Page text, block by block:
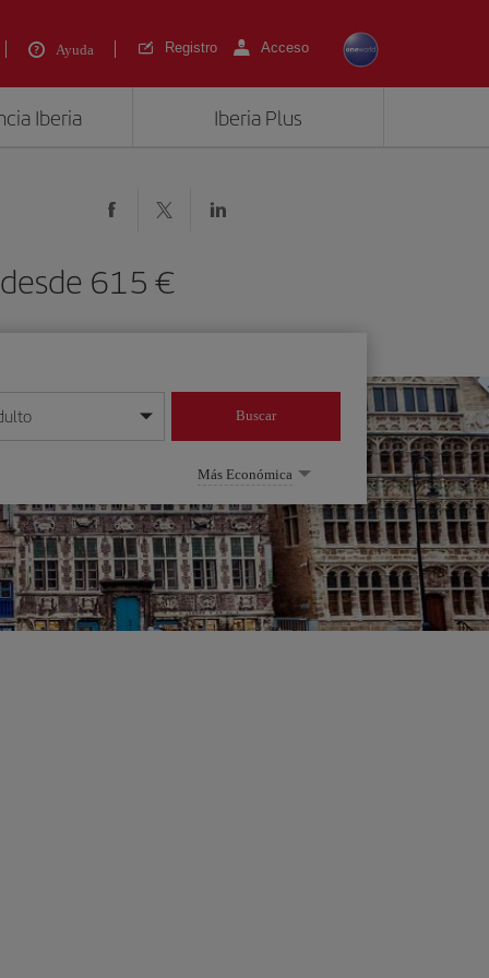
Ayuda Registro Acceso
Iberia Iberia Plus
615 €
mes/año
Buscar
Más Económica